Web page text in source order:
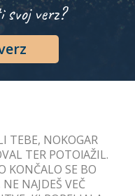
verz?
TEBE, NOKOGAR
TER POTOlAŽIL.
KONČALO SE BO
NAJDEŠ VEČ